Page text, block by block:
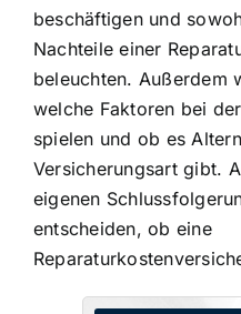
beschäftigen und
Nachteile einer
beleuchten. Außerdem
welche Faktoren bei
spielen und ob es
Versicherungsart gibt.
eigenen
entscheiden, ob eine